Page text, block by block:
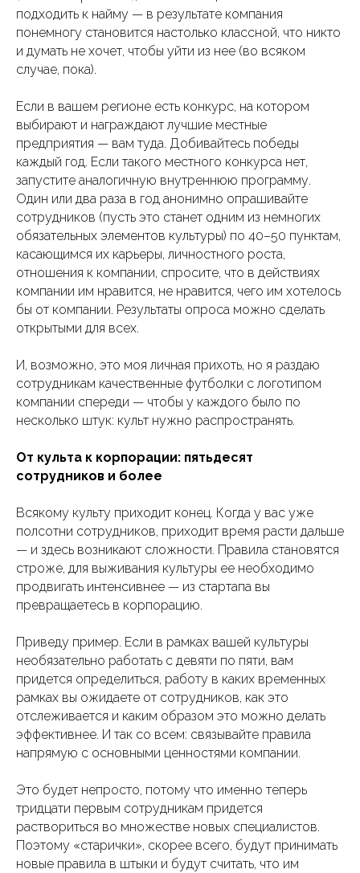
подходить к найму — в результате компания
понемногу становится настолько классной, что никто
и думать не хочет, чтобы уйти из нее (во всяком
случае, пока).
Если в вашем регионе есть конкурс, на котором
выбирают и награждают лучшие местные
предприятия — вам туда. Добивайтесь победы
каждый год. Если такого местного конкурса нет,
запустите аналогичную внутреннюю программу.
Один или два раза в год анонимно опрашивайте
сотрудников (пусть это станет одним из немногих
обязательных элементов культуры) по 40–50 пунктам,
касающимся их карьеры, личностного роста,
отношения к компании, спросите, что в действиях
компании им нравится, не нравится, чего им хотелось
бы от компании. Результаты опроса можно сделать
открытыми для всех.
И, возможно, это моя личная прихоть, но я раздаю
сотрудникам качественные футболки с логотипом
компании спереди — чтобы у каждого было по
несколько штук: культ нужно распространять.
От культа к корпорации: пятьдесят
сотрудников и более
Всякому культу приходит конец. Когда у вас уже
полсотни сотрудников, приходит время расти дальше
— и здесь возникают сложности. Правила становятся
строже, для выживания культуры ее необходимо
продвигать интенсивнее — из стартапа вы
превращаетесь в корпорацию.
Приведу пример. Если в рамках вашей культуры
необязательно работать с девяти по пяти, вам
придется определиться, работу в каких временных
рамках вы ожидаете от сотрудников, как это
отслеживается и каким образом это можно делать
эффективнее. И так со всем: связывайте правила
напрямую с основными ценностями компании.
Это будет непросто, потому что именно теперь
тридцати первым сотрудникам придется
раствориться во множестве новых специалистов.
Поэтому «старички», скорее всего, будут принимать
новые правила в штыки и будут считать, что им